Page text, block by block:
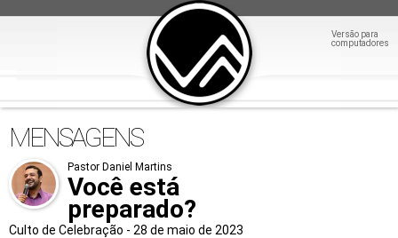
Versão para
computadores
MENSAGENS
Pastor Daniel Martins
Você está
preparado?
Culto de Celebração - 28 de maio de 2023